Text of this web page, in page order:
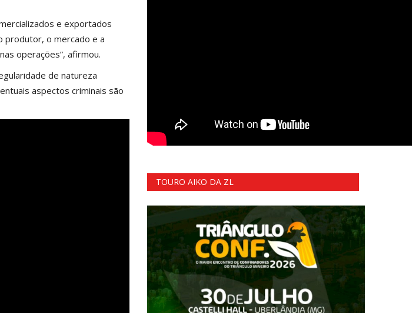
e exportados
produtor, o mercado e a
operações”, afirmou.
de natureza
aspectos criminais são
TOURO AIKO DA ZL